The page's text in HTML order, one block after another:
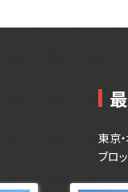
東京
ブロ